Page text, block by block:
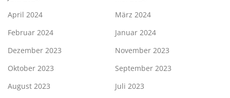
April 2024
März 2024
Februar 2024
Januar 2024
Dezember 2023
November 2023
Oktober 2023
September 2023
August 2023
Juli 2023